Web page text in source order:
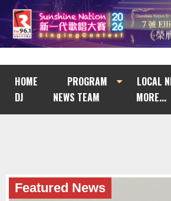
HOME PROGRAM LOCAL
DJ
NEWS TEAM MORE...
Featured News
Featured News